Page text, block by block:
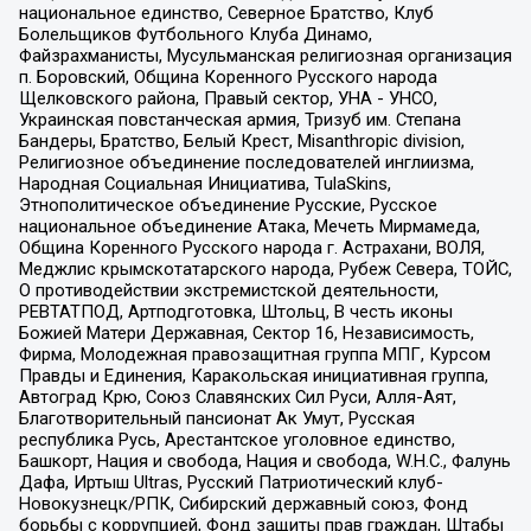
национальное единство, Северное Братство, Клуб
Болельщиков Футбольного Клуба Динамо,
Файзрахманисты, Мусульманская религиозная организация
п. Боровский, Община Коренного Русского народа
Щелковского района, Правый сектор, УНА - УНСО,
Украинская повстанческая армия, Тризуб им. Степана
Бандеры, Братство, Белый Крест, Misanthropic division,
Религиозное объединение последователей инглиизма,
Народная Социальная Инициатива, TulaSkins,
Этнополитическое объединение Русские, Русское
национальное объединение Атака, Мечеть Мирмамеда,
Община Коренного Русского народа г. Астрахани, ВОЛЯ,
Меджлис крымскотатарского народа, Рубеж Севера, ТОЙС,
О противодействии экстремистской деятельности,
РЕВТАТПОД, Артподготовка, Штольц, В честь иконы
Божией Матери Державная, Сектор 16, Независимость,
Фирма, Молодежная правозащитная группа МПГ, Курсом
Правды и Единения, Каракольская инициативная группа,
Автоград Крю, Союз Славянских Сил Руси, Алля-Аят,
Благотворительный пансионат Ак Умут, Русская
республика Русь, Арестантское уголовное единство,
Башкорт, Нация и свобода, Нация и свобода, W.H.С., Фалунь
Дафа, Иртыш Ultras, Русский Патриотический клуб-
Новокузнецк/РПК, Сибирский державный союз, Фонд
борьбы с коррупцией, Фонд защиты прав граждан, Штабы